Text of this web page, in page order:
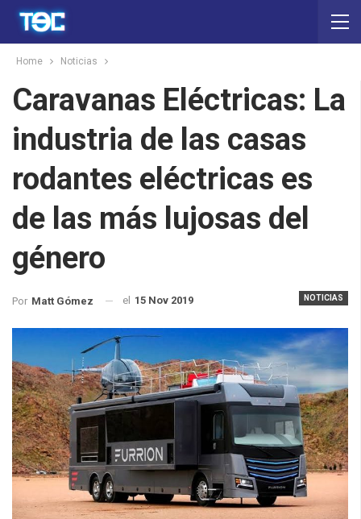
Home Noticias
Caravanas Eléctricas: La
industria de las casas
rodantes eléctricas es
de las más lujosas del
género
NOTICIAS
Por Matt Gómez el 15 Nov 2019